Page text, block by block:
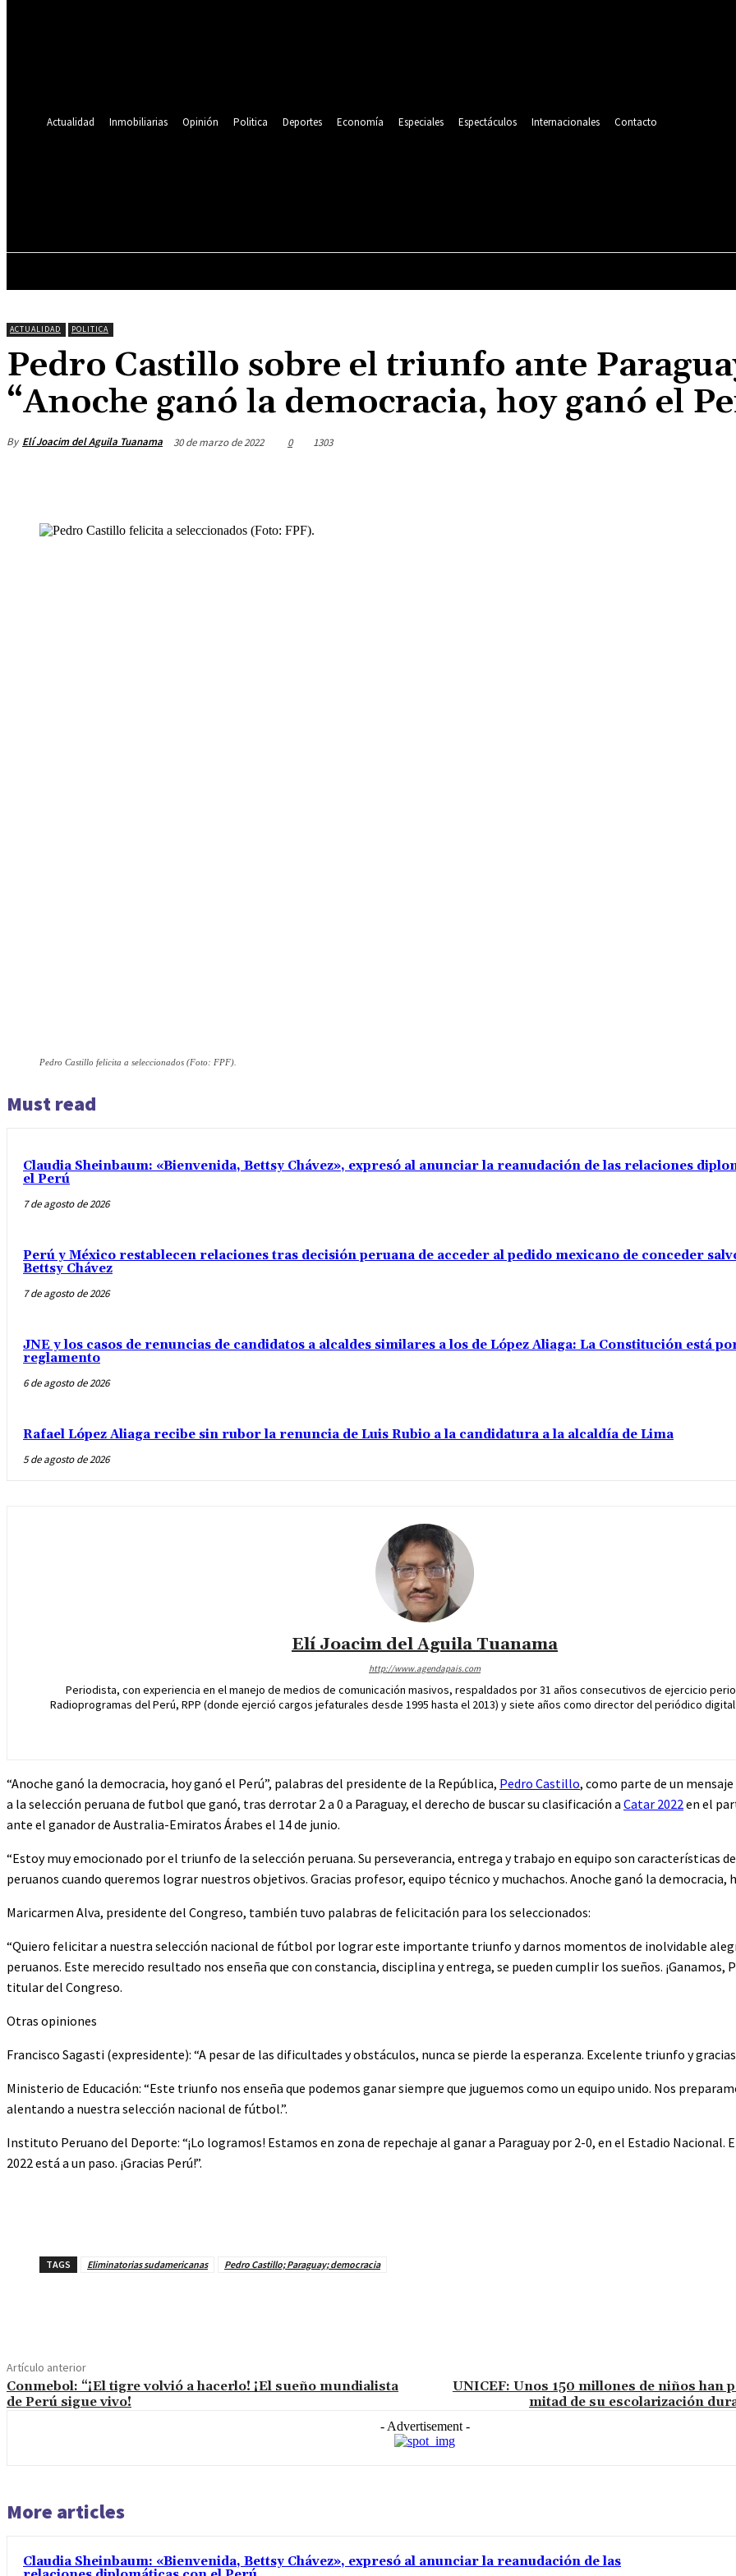
Actualidad
Inmobiliarias Opinión Politica Deportes Economía Especiales Espectáculos Internacionales Contacto
ACTUALIDAD POLITICA
Pedro Castillo sobre el triunfo ante
“Anoche ganó la democracia, hoy ganó el
By Elí Joacim del Aguila Tuanama 30 de marzo de 2022 0 1303
Pedro Castillo felicita a seleccionados (Foto: FPF).
Must read
Claudia Sheinbaum: «Bienvenida, Bettsy Chávez», expresó al anunciar la reanudación de las relaciones
el Perú
7 de agosto de 2026
Perú y México restablecen relaciones tras decisión peruana de acceder al pedido mexicano de conceder
Bettsy Chávez
7 de agosto de 2026
JNE y los casos de renuncias de candidatos a alcaldes similares a los de López Aliaga: La Constitución está
reglamento
6 de agosto de 2026
Rafael López Aliaga recibe sin rubor la renuncia de Luis Rubio a la candidatura a la alcaldía de Lima
5 de agosto de 2026
Elí Joacim del Aguila Tuanama
http://www.agendapais.com
Periodista, con experiencia en el manejo de medios de comunicación masivos, respaldados por 31 años consecutivos de ejercicio
Radioprogramas del Perú, RPP (donde ejerció cargos jefaturales desde 1995 hasta el 2013) y siete años como director del periódico digital
“Anoche ganó la democracia, hoy ganó el Perú”, palabras del presidente de la República, Pedro Castillo, como parte de un
a la selección peruana de futbol que ganó, tras derrotar 2 a 0 a Paraguay, el derecho de buscar su clasificación a Catar 2022en el
ante el ganador de Australia-Emiratos Árabes el 14 de junio.
“Estoy muy emocionado por el triunfo de la selección peruana. Su perseverancia, entrega y trabajo en equipo son características
peruanos cuando queremos lograr nuestros objetivos. Gracias profesor, equipo técnico y muchachos. Anoche ganó la democracia,
Maricarmen Alva, presidente del Congreso, también tuvo palabras de felicitación para los seleccionados:
“Quiero felicitar a nuestra selección nacional de fútbol por lograr este importante triunfo y darnos momentos de inolvidable
peruanos. Este merecido resultado nos enseña que con constancia, disciplina y entrega, se pueden cumplir los sueños. ¡Ganamos,
titular del Congreso.
Otras opiniones
Francisco Sagasti (expresidente): “A pesar de las dificultades y obstáculos, nunca se pierde la esperanza. Excelente triunfo y
Ministerio de Educación: “Este triunfo nos enseña que podemos ganar siempre que juguemos como un equipo unido. Nos
alentando a nuestra selección nacional de fútbol.”.
Instituto Peruano del Deporte: “¡Lo logramos! Estamos en zona de repechaje al ganar a Paraguay por 2-0, en el Estadio Nacional.
2022 está a un paso. ¡Gracias Perú!”.
TAGS Eliminatorias sudamericanas Pedro Castillo; Paraguay; democracia
Artículo anterior
Conmebol: “¡El tigre volvió a hacerlo! ¡El sueño mundialista
de Perú sigue vivo!
UNICEF: Unos 150 millones de niños han
mitad de su escolarización
- Advertisement -
More articles
Claudia Sheinbaum: «Bienvenida, Bettsy Chávez», expresó al anunciar la reanudación de las